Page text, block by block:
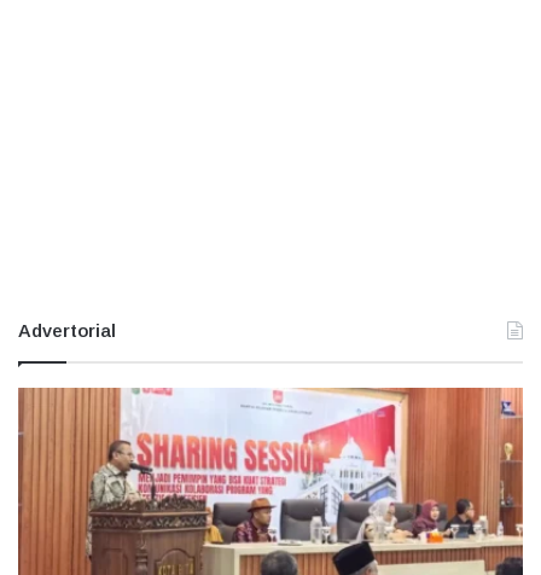
Advertorial